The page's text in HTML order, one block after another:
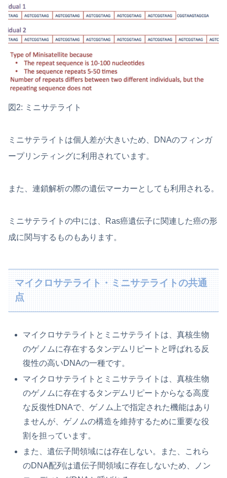
図2: ミニサテライト
ミニサテライトは個人差が大きいため、DNAのフィンガ
ープリンティングに利用されています。
また、連鎖解析の際の遺伝マーカーとしても利用される。
ミニサテライトの中には、Ras癌遺伝子に関連した癌の形
成に関与するものもあります。
マイクロサテライト・ミニサテライトの共通
点
マイクロサテライトとミニサテライトは、真核生物
のゲノムに存在するタンデムリピートと呼ばれる反
復性の高いDNAの一種です。
マイクロサテライトとミニサテライトは、真核生物
のゲノムに存在するタンデムリピートからなる高度
な反復性DNAで、ゲノム上で指定された機能はあり
ませんが、ゲノムの構造を維持するために重要な役
割を担っています。
また、遺伝子間領域には存在しない。また、これら
のDNA配列は遺伝子間領域に存在しないため、ノン